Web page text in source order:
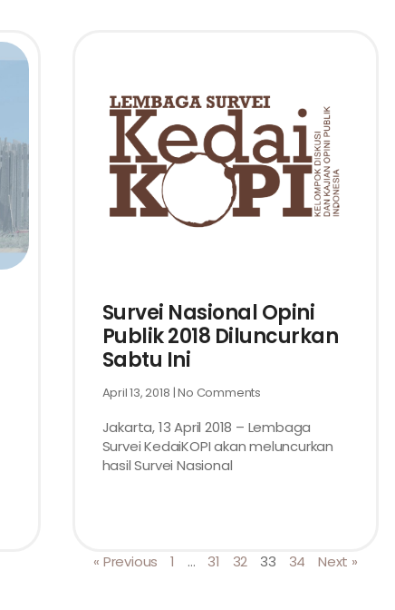
Survei Nasional Opini
Publik 2018 Diluncurkan
Sabtu Ini
April 13, 2018 No Comments
Jakarta, 13 April 2018 – Lembaga
Survei KedaiKOPI akan meluncurkan
hasil Survei Nasional
« Previous 1 … 31 32 33 34 Next »